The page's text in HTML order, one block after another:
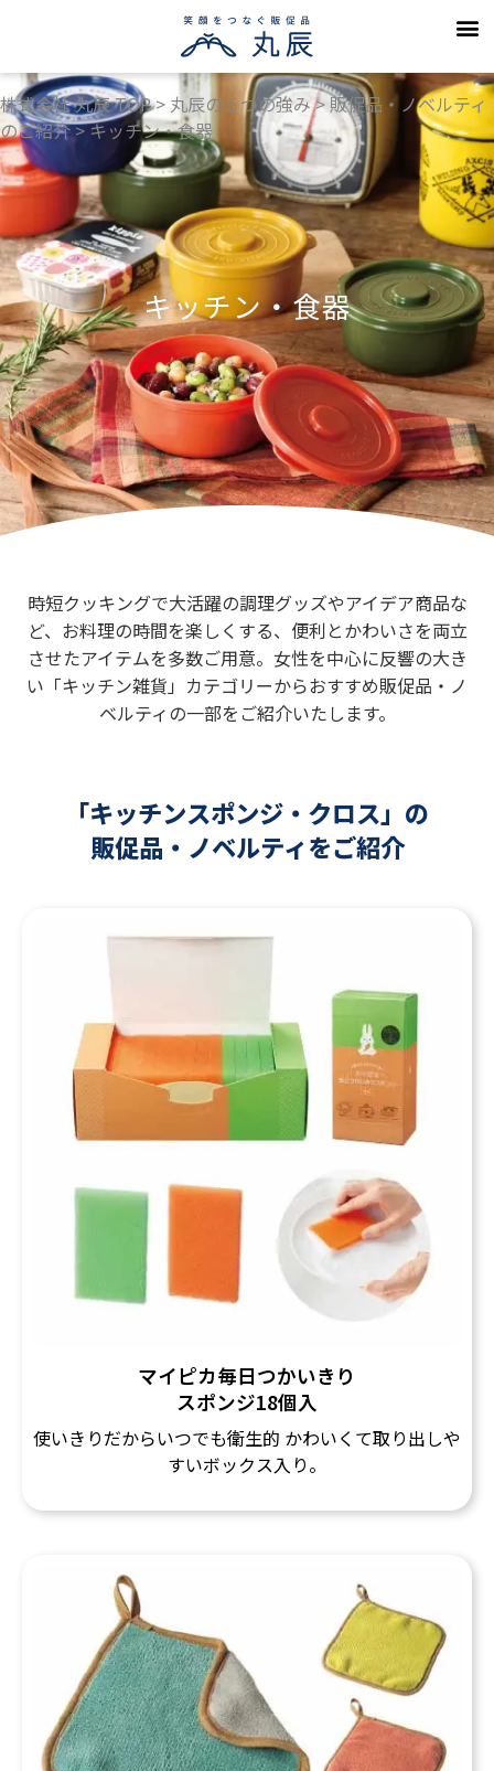
株式会社 丸辰 TOP> 丸辰の５つの強み>販促品・ノベルティ
のご紹介>キッチン・食器
キッチン・食器
時短クッキングで大活躍の調理グッズやアイデア商品な
ど、 お料理の時間を楽しくする、便利とかわいさを両立
させたアイテムを多数ご用意。 女性を中心に反響の大き
い「キッチン雑貨」カテゴリーからおすすめ販促品・ノ
ベルティの一部をご紹介いたします。
「キッチンスポンジ・クロス」の
販促品・ノベルティをご紹介
マイピカ毎日つかいきり
スポンジ18個入
使いきりだからいつでも衛生的 かわいくて取り出しや
すいボックス入り。